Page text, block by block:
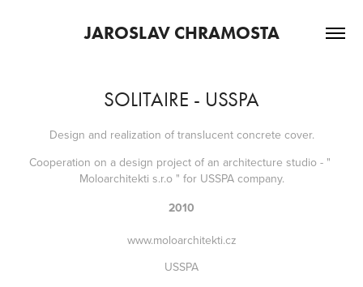
JAROSLAV CHRAMOSTA
SOLITAIRE - USSPA
Design and realization of translucent concrete cover.
Cooperation on a design project of an architecture studio - "
Moloarchitekti s.r.o " for USSPA company.
2010
www.moloarchitekti.cz
USSPA